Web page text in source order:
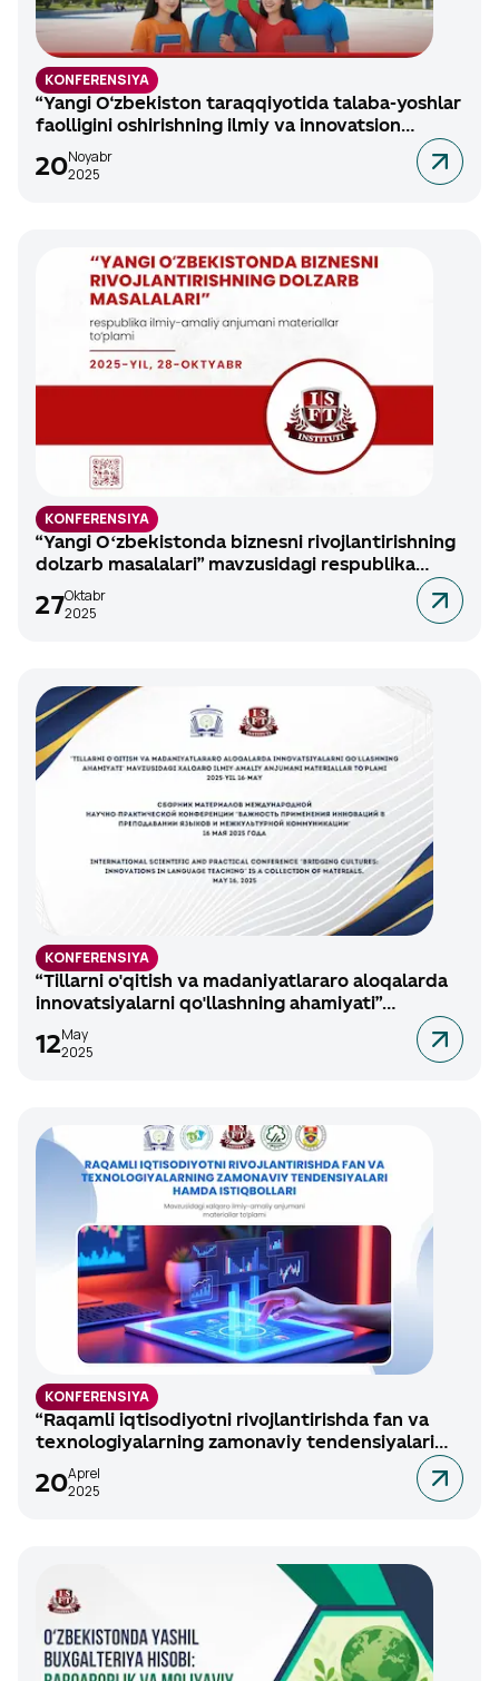
KONFERENSIYA
“Yangi O‘zbekiston taraqqiyotida talaba-yoshlar
faolligini oshirishning ilmiy va innovatsion
tendensiyalari” mavzusidagi respublika ilmiy-
amaliy anjumani, 2025-yil 27-noyabr.
20Noyabr
2025
KONFERENSIYA
“Yangi Oʻzbekistonda biznesni rivojlantirishning
dolzarb masalalari” mavzusidagi respublika
ilmiy-amaliy anjumani, 2025-yil 28-oktyabr.
27Oktabr
2025
KONFERENSIYA
“Tillarni o'qitish va madaniyatlararo aloqalarda
innovatsiyalarni qo'llashning ahamiyati”
mavzusidagi xalqaro ilmiy-amaliy anjuman, 2025-
yil 16-may
12May
2025
KONFERENSIYA
“Raqamli iqtisodiyotni rivojlantirishda fan va
texnologiyalarning zamonaviy tendensiyalari
hamda istiqbollari” mavzusidagi xalqaro ilmiy-
amaliy anjumani 2025-yil 24-25 aprel
20Aprel
2025